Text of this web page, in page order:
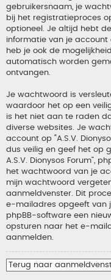
gebruikersnaam, je
bij het registratieproces op
optioneel. Je altijd hebt
informatie van je
heb je ook de
automatisch worden
ontvangen.
Je wachtwoord is
waardoor het op een
is het niet aan te raden
diverse websites. Je
account op “A.S.V.
dus veilig en geef het op
A.S.V. Dionysos Forum”,
het wachtwoord van je
mijn wachtwoord
aanmeldvenster. Dit
e-mailadres opgeeft van
phpBB-software een
opsturen naar het e-
aanmelden.
Terug naar